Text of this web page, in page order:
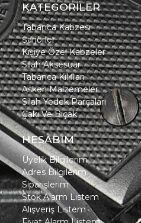
KATEGORİLER
Tabanca Kabzesi
Şarjörler
Kişiye Özel Kabzeler
Silah Aksesuar
Tabanca Kılıfları
Askeri Malzemeler
Silah Yedek Parçaları
Çakı Ve Bıçak
HESABIM
Üyelik Bilgilerim
Adres Bilgilerim
Siparişlerim
Stok Alarm Listem
Alışveriş Listem